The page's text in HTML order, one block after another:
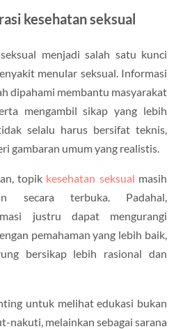
kesehatan seksual
menjadi salah satu kunci
menular seksual. Informasi
dipahami membantu masyarakat
mengambil sikap yang lebih
selalu harus bersifat teknis,
gambaran umum yang realistis.
topik kesehatan seksual masih
secara terbuka. Padahal,
justru dapat mengurangi
pemahaman yang lebih baik,
bersikap lebih rasional dan
untuk melihat edukasi bukan
nakuti, melainkan sebagai sarana